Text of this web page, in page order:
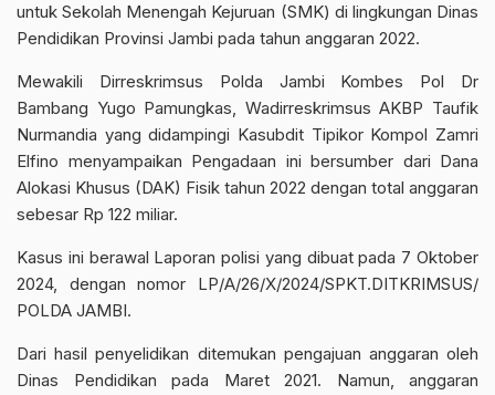
untuk Sekolah Menengah Kejuruan (SMK) di lingkungan Dinas
Pendidikan Provinsi Jambi pada tahun anggaran 2022.
Mewakili Dirreskrimsus Polda Jambi Kombes Pol Dr
Bambang Yugo Pamungkas, Wadirreskrimsus AKBP Taufik
Nurmandia yang didampingi Kasubdit Tipikor Kompol Zamri
Elfino menyampaikan Pengadaan ini bersumber dari Dana
Alokasi Khusus (DAK) Fisik tahun 2022 dengan total anggaran
sebesar Rp 122 miliar.
Kasus ini berawal Laporan polisi yang dibuat pada 7 Oktober
2024, dengan nomor LP/A/26/X/2024/SPKT.DITKRIMSUS/
POLDA JAMBI.
Dari hasil penyelidikan ditemukan pengajuan anggaran oleh
Dinas Pendidikan pada Maret 2021. Namun, anggaran